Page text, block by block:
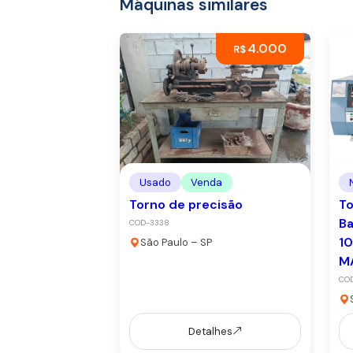
R$4.000
Usado Venda
Torno de precisão
COD-3338
São Paulo – SP
Detalhes